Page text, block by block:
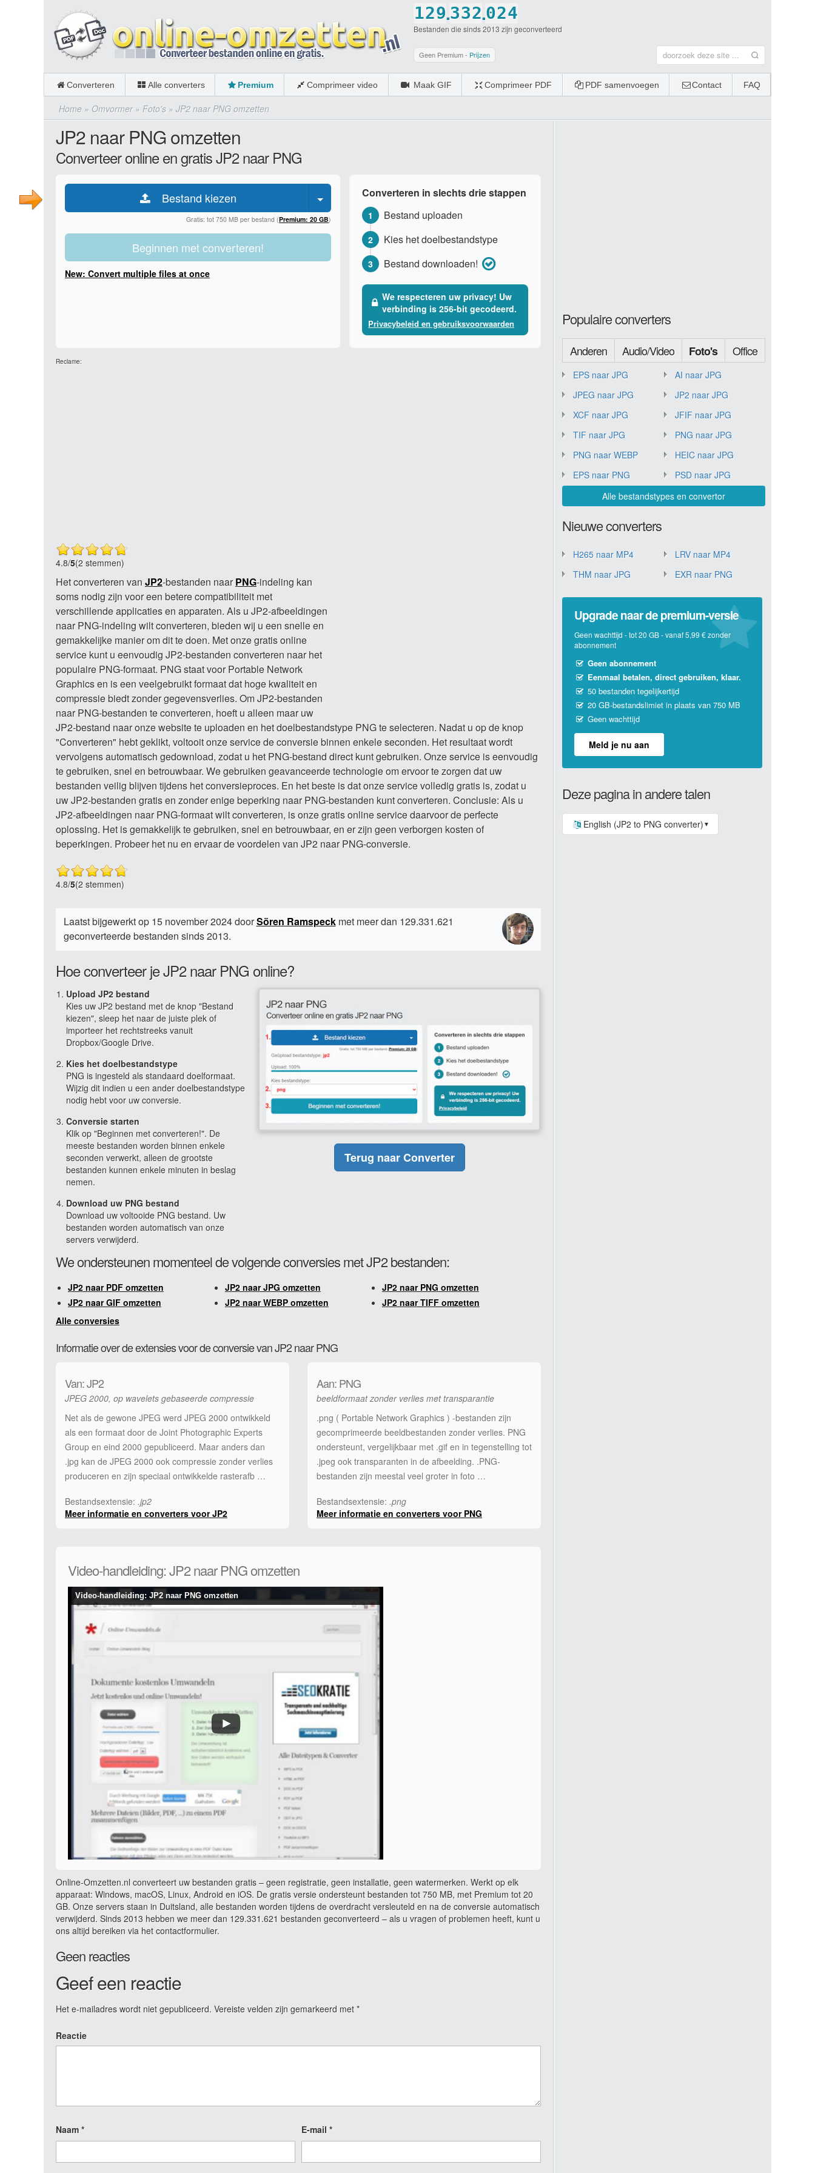
1
2
3
4
5
6
0
2
3
4
5
6
7
9
0
.3
4
5
6
7
8
3
4
5
6
7
8
2
3
4
5
6
7
.0
1
2
3
4
5
9
2
3
5
6
7
4
5
7
8
9
Bestanden die sinds 2013 zijn geconverteerd
Geen Premium - Prijzen
Converteren Alle converters Premium Comprimeer video Maak GIF Comprimeer PDF PDF samenvoegen Contact FAQ
Home » Omvormer» Foto's » JP2 naar PNG omzetten
JP2 naar PNG omzetten
Converteer online en gratis JP2 naar PNG
Bestand kiezen
Gratis: tot 750 MB per bestand (Premium: 20 GB)
Beginnen met converteren!
New: Convert multiple files at once
Converteren in slechts drie stappen
1 Bestand uploaden
2 Kies het doelbestandstype
3 Bestand downloaden!
We respecteren uw privacy! Uw
verbinding is 256-bit gecodeerd.
Privacybeleid en gebruiksvoorwaarden
Reclame:
4.8/5(2 stemmen)
Het converteren van JP2-bestanden naarPNG-indeling kan
soms nodig zijn voor een betere compatibiliteit met
verschillende applicaties en apparaten. Als u JP2-afbeeldingen
naar PNG-indeling wilt converteren, bieden wij u een snelle en
gemakkelijke manier om dit te doen. Met onze gratis online
service kunt u eenvoudig JP2-bestanden converteren naar het
populaire PNG-formaat. PNG staat voor Portable Network
Graphics en is een veelgebruikt formaat dat hoge kwaliteit en
compressie biedt zonder gegevensverlies. Om JP2-bestanden
naar PNG-bestanden te converteren, hoeft u alleen maar uw
JP2-bestand naar onze website te uploaden en het doelbestandstype PNG te selecteren. Nadat u op de knop
"Converteren" hebt geklikt, voltooit onze service de conversie binnen enkele seconden. Het resultaat wordt
vervolgens automatisch gedownload, zodat u het PNG-bestand direct kunt gebruiken. Onze service is eenvoudig
te gebruiken, snel en betrouwbaar. We gebruiken geavanceerde technologie om ervoor te zorgen dat uw
bestanden veilig blijven tijdens het conversieproces. En het beste is dat onze service volledig gratis is, zodat u
uw JP2-bestanden gratis en zonder enige beperking naar PNG-bestanden kunt converteren. Conclusie: Als u
JP2-afbeeldingen naar PNG-formaat wilt converteren, is onze gratis online service daarvoor de perfecte
oplossing. Het is gemakkelijk te gebruiken, snel en betrouwbaar, en er zijn geen verborgen kosten of
beperkingen. Probeer het nu en ervaar de voordelen van JP2 naar PNG-conversie.
4.8/5(2 stemmen)
Laatst bijgewerkt op 15 november 2024 doorSören Ramspeckmet meer dan 129.331.621
geconverteerde bestanden sinds 2013.
Hoe converteer je JP2 naar PNG online?
Upload JP2 bestand
Kies uw JP2 bestand met de knop "Bestand
kiezen", sleep het naar de juiste plek of
importeer het rechtstreeks vanuit
Dropbox/Google Drive.
Kies het doelbestandstype
PNG is ingesteld als standaard doelformaat.
Wijzig dit indien u een ander doelbestandstype
nodig hebt voor uw conversie.
Conversie starten
Klik op "Beginnen met converteren!". De
meeste bestanden worden binnen enkele
seconden verwerkt, alleen de grootste
bestanden kunnen enkele minuten in beslag
nemen.
Download uw PNG bestand
Download uw voltooide PNG bestand. Uw
bestanden worden automatisch van onze
servers verwijderd.
Terug naar Converter
We ondersteunen momenteel de volgende conversies met JP2 bestanden:
JP2 naar PDF omzetten JP2 naar JPG omzetten
JP2 naar PNG omzetten
JP2 naar GIF omzetten
JP2 naar WEBP omzetten
JP2 naar TIFF omzetten
Alle conversies
Informatie over de extensies voor de conversie van JP2 naar PNG
Van: JP2
JPEG 2000, op wavelets gebaseerde compressie
Net als de gewone JPEG werd JPEG 2000 ontwikkeld
als een formaat door de Joint Photographic Experts
Group en eind 2000 gepubliceerd. Maar anders dan
.jpg kan de JPEG 2000 ook compressie zonder verlies
produceren en zijn speciaal ontwikkelde rasterafb …
Bestandsextensie: .jp2
Meer informatie en converters voor JP2
Aan: PNG
beeldformaat zonder verlies met transparantie
.png ( Portable Network Graphics ) -bestanden zijn
gecomprimeerde beeldbestanden zonder verlies. PNG
ondersteunt, vergelijkbaar met .gif en in tegenstelling tot
.jpeg ook transparanten in de afbeelding. .PNG-
bestanden zijn meestal veel groter in foto …
Bestandsextensie: .png
Meer informatie en converters voor PNG
Video-handleiding: JP2 naar PNG omzetten
Video-handleiding: JP2 naar PNG omzetten
Online-Omzetten.nl converteert uw bestanden gratis – geen registratie, geen installatie, geen watermerken. Werkt op elk
apparaat: Windows, macOS, Linux, Android en iOS. De gratis versie ondersteunt bestanden tot 750 MB, met Premium tot 20
GB. Onze servers staan in Duitsland, alle bestanden worden tijdens de overdracht versleuteld en na de conversie automatisch
verwijderd. Sinds 2013 hebben we meer dan 129.331.621 bestanden geconverteerd – als u vragen of problemen heeft, kunt u
ons altijd bereiken via het contactformulier.
Geen reacties
Geef een reactie
Het e-mailadres wordt niet gepubliceerd. Vereiste velden zijn gemarkeerd met *
Reactie
Naam * E-mail *
Populaire converters
Anderen Audio/Video Foto's Office
EPS naar JPG
AI naar JPG
JPEG naar JPG
JP2 naar JPG
XCF naar JPG
JFIF naar JPG
TIF naar JPG
PNG naar JPG
PNG naar WEBP
HEIC naar JPG
EPS naar PNG
PSD naar JPG
Alle bestandstypes en convertor
Nieuwe converters
H265 naar MP4
LRV naar MP4
THM naar JPG
EXR naar PNG
Upgrade naar de premium-versie
Geen wachttijd - tot 20 GB - vanaf 5,99 € zonder
abonnement
Geen abonnement
Eenmaal betalen, direct gebruiken, klaar.
50 bestanden tegelijkertijd
20 GB-bestandslimiet in plaats van 750 MB
Geen wachttijd
Meld je nu aan
Deze pagina in andere talen
English (JP2 to PNG converter) ▼